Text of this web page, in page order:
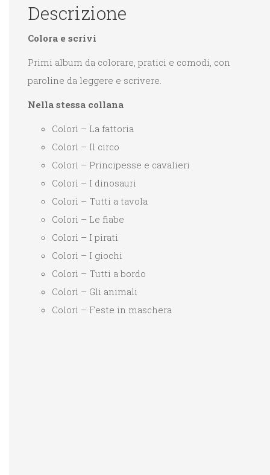
Descrizione
Colora e scrivi
Primi album da colorare, pratici e comodi, con
paroline da leggere e scrivere.
Nella stessa collana
Colorì – La fattoria
Colorì – Il circo
Colorì – Principesse e cavalieri
Colorì – I dinosauri
Colorì – Tutti a tavola
Colorì – Le fiabe
Colorì – I pirati
Colorì – I giochi
Colorì – Tutti a bordo
Colorì – Gli animali
Colorì – Feste in maschera